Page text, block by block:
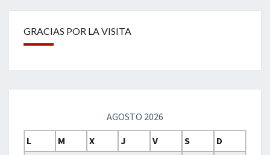
GRACIAS POR LA VISITA
AGOSTO 2026
L
M X J V S
D